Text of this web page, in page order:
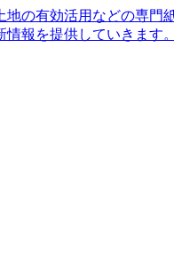
の有効活用などの専門
報を提供していきます。